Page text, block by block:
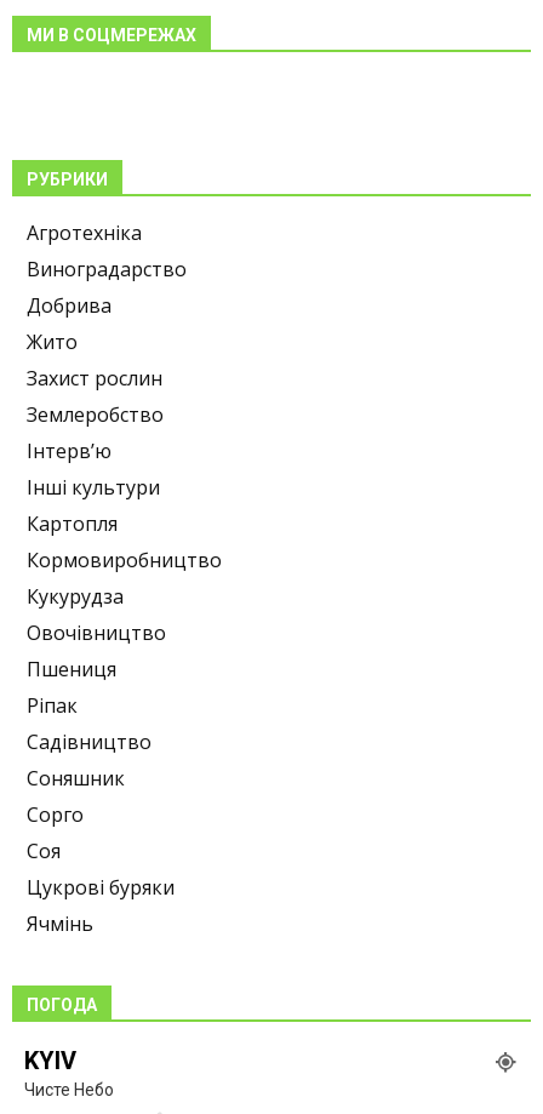
МИ В СОЦМЕРЕЖАХ
РУБРИКИ
Агротехніка
Виноградарство
Добрива
Жито
Захист рослин
Землеробство
Інтерв’ю
Інші культури
Картопля
Кормовиробництво
Кукурудза
Овочівництво
Пшениця
Ріпак
Садівництво
Соняшник
Сорго
Соя
Цукрові буряки
Ячмінь
ПОГОДА
KYIV
Чисте Небо